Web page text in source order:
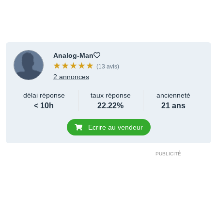
Analog-Man
(13 avis)
2 annonces
délai réponse
< 10h
taux réponse
22.22%
ancienneté
21 ans
Ecrire au vendeur